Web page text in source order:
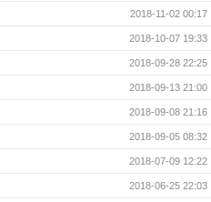
2018-11-02 00:17
2018-10-07 19:33
2018-09-28 22:25
2018-09-13 21:00
2018-09-08 21:16
2018-09-05 08:32
2018-07-09 12:22
2018-06-25 22:03